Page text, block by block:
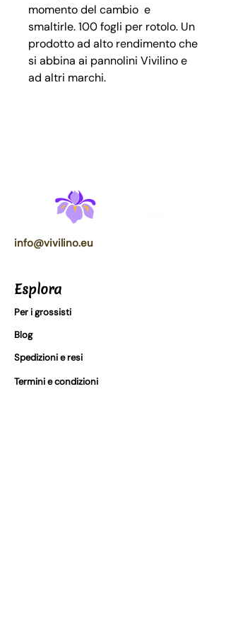
momento del cambio e
smaltirle. 100 fogli per rotolo. Un
prodotto ad alto rendimento che
si abbina ai pannolini Vivilino e
ad altri marchi.
info@vivilino.eu
Esplora
Per i grossisti
Blog
Spedizioni e resi
Termini e condizioni